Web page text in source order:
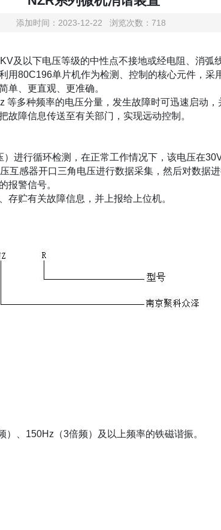
添加时间：2023-12-22 浏览次数：718
及以下电压等级的中性点不接地或经电阻、消弧
80C196单片机作为检测、控制的核心元件，
单、更直观、更准确。
多种频率的电压分量，发生故障时可迅速启动
障信息传送至有关部门，实现远动控制。
进行循环检测，在正常工作情况下，该电压在
互感器开口三角电压进行数据采集，然后对数据
报警信号。
贮有关故障信息，并上报给上位机。
、150Hz（3倍频）及以上频率的铁磁谐振。